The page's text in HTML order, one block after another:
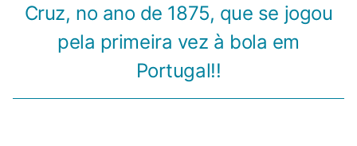
Cruz, no ano de 1875, que se jogou
pela primeira vez à bola em
Portugal!!